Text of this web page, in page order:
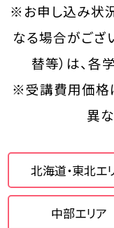
2
講
団
特
資
※お申し込み状
なる場合がござ
替等）は、各
※受講費用価格
異
北海道・東北エ
中部エリア